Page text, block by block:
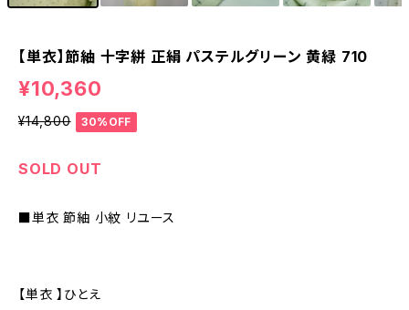
【単衣】節紬 十字絣 正絹 パステルグリーン 黄緑 710
¥10,360
¥14,800 30%OFF
SOLD OUT
■単衣 節紬 小紋 リユース
【単衣 】ひとえ